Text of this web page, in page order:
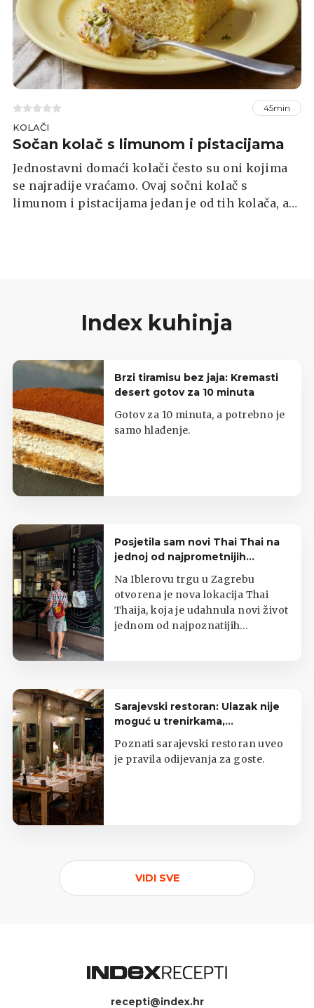
45min
KOLAČI
Sočan kolač s limunom i pistacijama
Jednostavni domaći kolači često su oni kojima
se najradije vraćamo. Ovaj sočni kolač s
limunom i pistacijama jedan je od tih kolača, a
Index kuhinja
Brzi tiramisu bez jaja: Kremasti
desert gotov za 10 minuta
Gotov za 10 minuta, a potrebno je
samo hlađenje.
Posjetila sam novi Thai Thai na
jednoj od najprometnijih
zagrebačkih lokacija
Na Iblerovu trgu u Zagrebu
otvorena je nova lokacija Thai
Thaija, koja je udahnula novi život
jednom od najpoznatijih
Sarajevski restoran: Ulazak nije
moguć u trenirkama,
potkošuljama i japankama
Poznati sarajevski restoran uveo
je pravila odijevanja za goste.
VIDI SVE
recepti@index.hr